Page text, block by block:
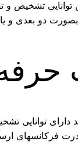
تشخیص
دو بعدی
توانایی